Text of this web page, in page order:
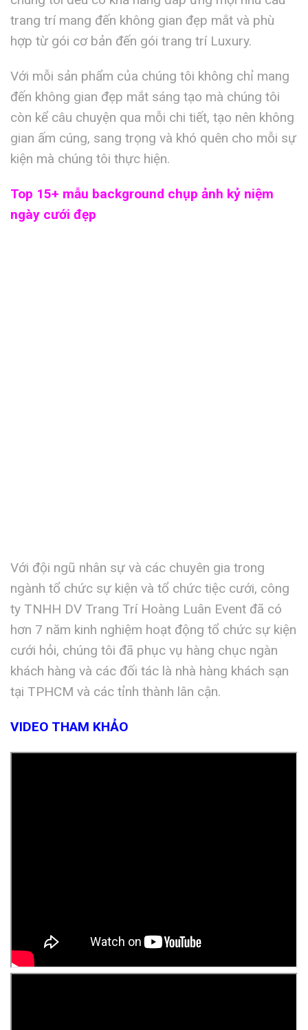
trang trí mang đến không gian đẹp mắt và phù
hợp từ gói cơ bản đến gói trang trí Luxury.
Với mỗi sản phẩm của chúng tôi không chỉ mang
đến không gian đẹp mắt sáng tạo mà chúng tôi
còn kể câu chuyện qua mỗi chi tiết, tạo nên không
gian ấm cúng, sang trọng và khó quên cho mỗi sự
kiện mà chúng tôi thực hiện.
Top 15+ mẫu background chụp ảnh kỷ niệm
ngày cưới đẹp
Với đội ngũ nhân sự và các chuyên gia trong
ngành tổ chức sự kiện và tổ chức tiệc cưới, công
ty TNHH DV Trang Trí Hoàng Luân Event đã có
hơn 7 năm kinh nghiệm hoạt động tổ chức sự kiện
cưới hỏi, chúng tôi đã phục vụ hàng chục ngàn
khách hàng và các đối tác là nhà hàng khách sạn
tại TPHCM và các tỉnh thành lân cận.
VIDEO THAM KHẢO